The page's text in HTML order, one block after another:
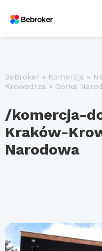
BeBroker » Komercja »
Krowodrza » Górka
/komercja-
Kraków-
Narodowa